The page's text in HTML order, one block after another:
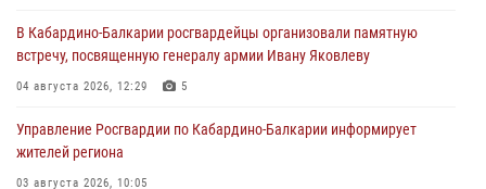
В Кабардино-Балкарии росгвардейцы организовали памятную
встречу, посвященную генералу армии Ивану Яковлеву
04 августа 2026, 12:29 5
Управление Росгвардии по Кабардино-Балкарии информирует
жителей региона
03 августа 2026, 10:05